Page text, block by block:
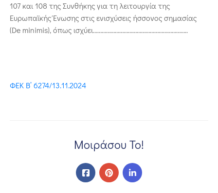
107 και 108 της Συνθήκης για τη λειτουργία της
Ευρωπαϊκής Ένωσης στις ενισχύσεις ήσσονος σημασίας
(De minimis), όπως ισχύει………………………………………………………..
ΦΕΚ B’ 6274/13.11.2024
Μοιράσου Το!